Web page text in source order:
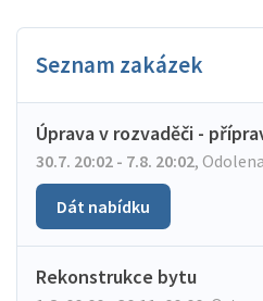
Seznam zakázek
Úprava v rozvaděči -
30.7. 20:02 - 7.8. 20:02,
Dát nabídku
Rekonstrukce bytu